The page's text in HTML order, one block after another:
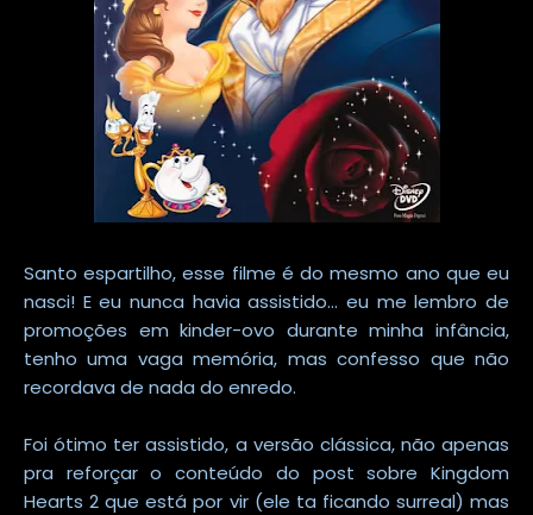
Santo espartilho, esse filme é do mesmo ano que eu
nasci! E eu nunca havia assistido... eu me lembro de
promoções em kinder-ovo durante minha infância,
tenho uma vaga memória, mas confesso que não
recordava de nada do enredo.
Foi ótimo ter assistido, a versão clássica, não apenas
pra reforçar o conteúdo do post sobre Kingdom
Hearts 2 que está por vir (ele ta ficando surreal) mas